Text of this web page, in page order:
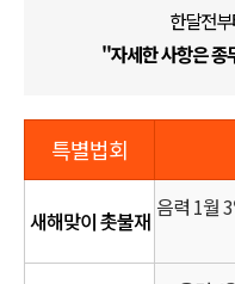
한달전
"자세한 사항은 종
특별법회
새해맞이 촛불재 음력 1월